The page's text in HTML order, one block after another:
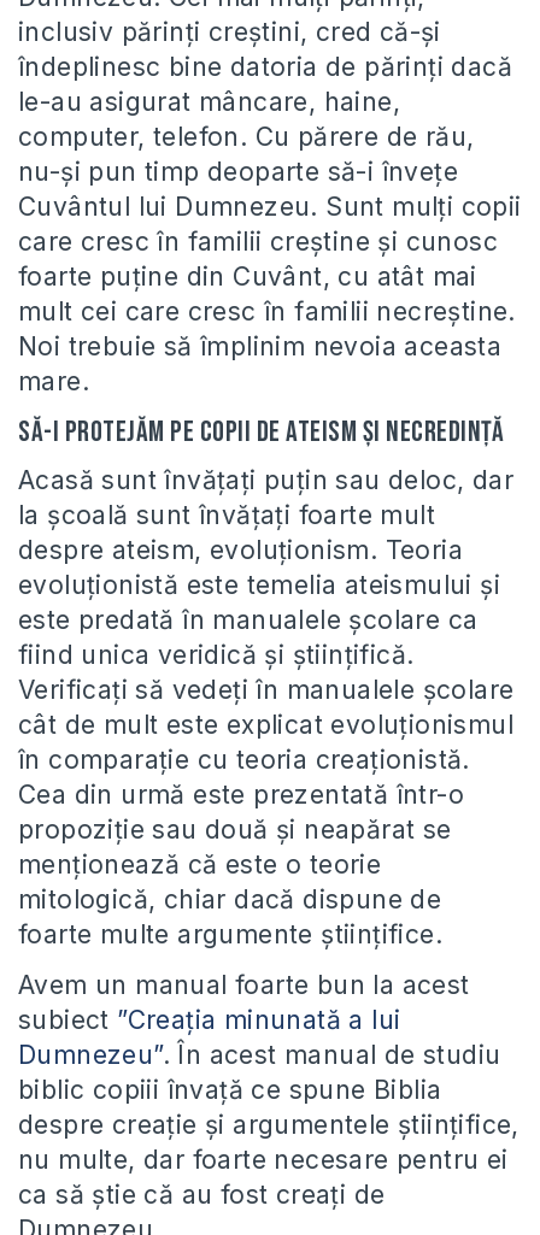
inclusiv părinți creștini, cred că-și
îndeplinesc bine datoria de părinți dacă
le-au asigurat mâncare, haine,
computer, telefon. Cu părere de rău,
nu-și pun timp deoparte să-i învețe
Cuvântul lui Dumnezeu. Sunt mulți copii
care cresc în familii creștine și cunosc
foarte puține din Cuvânt, cu atât mai
mult cei care cresc în familii necreștine.
Noi trebuie să împlinim nevoia aceasta
mare.
Să-i protejăm pe copii de ateism și necredință
Acasă sunt învățați puțin sau deloc, dar
la școală sunt învățați foarte mult
despre ateism, evoluționism. Teoria
evoluționistă este temelia ateismului și
este predată în manualele școlare ca
fiind unica veridică și științifică.
Verificați să vedeți în manualele școlare
cât de mult este explicat evoluționismul
în comparație cu teoria creaționistă.
Cea din urmă este prezentată într-o
propoziție sau două și neapărat se
menționează că este o teorie
mitologică, chiar dacă dispune de
foarte multe argumente științifice.
Avem un manual foarte bun la acest
subiect ”Creația minunată a lui
Dumnezeu”. În acest manual de studiu
biblic copiii învață ce spune Biblia
despre creație și argumentele științifice,
nu multe, dar foarte necesare pentru ei
ca să știe că au fost creați de